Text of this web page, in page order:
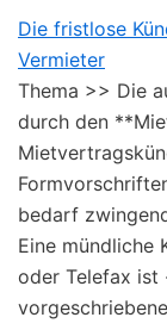
Die fristlose
Vermieter
Thema >> Die
durch den
bedarf
Eine mündliche
oder Telefax